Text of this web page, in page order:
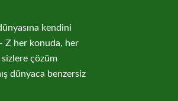
kendini
- Z her konuda, her
çözüm
dünyaca benzersiz